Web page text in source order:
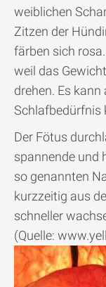
weiblichen
Zitzen der
färben sich
weil das
drehen. Es
Schlafbedürfnis
Der Fötus
spannende und
so genannten
kurzzeitig aus
schneller
(Quelle: